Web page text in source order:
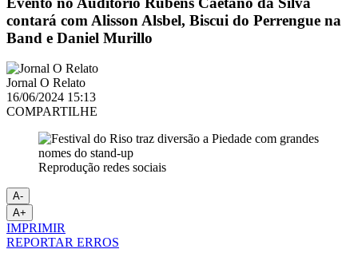
contará com Alisson Alsbel, Biscui do Perrengue na
Band e Daniel Murillo
Jornal O Relato
16/06/2024 15:13
COMPARTILHE
Reprodução redes sociais
A-
A+
IMPRIMIR
REPORTAR ERROS